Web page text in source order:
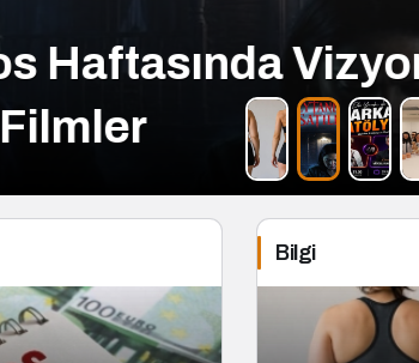
Vizyona
Bilgi